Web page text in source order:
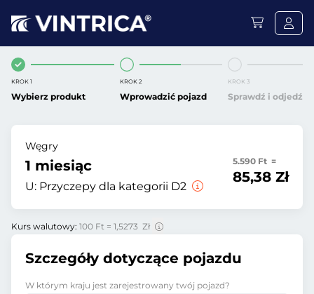
KROK 1
Wybierz produkt
KROK 2
Wprowadzić pojazd
KROK 3
Sprawdź i odjedź
Węgry
1 miesiąc
U: Przyczepy dla kategorii D2
5.590 Ft =
85,38 Zł
Kurs walutowy: 100 Ft = 1,5273 Zł
Szczegóły dotyczące pojazdu
W którym kraju jest zarejestrowany twój pojazd?